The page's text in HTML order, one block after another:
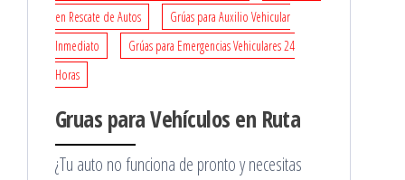
en Rescate de Autos
Grúas para Auxilio Vehicular
Inmediato
Grúas para Emergencias Vehiculares 24
Horas
Gruas para Vehículos en Ruta
¿Tu auto no funciona de pronto y necesitas